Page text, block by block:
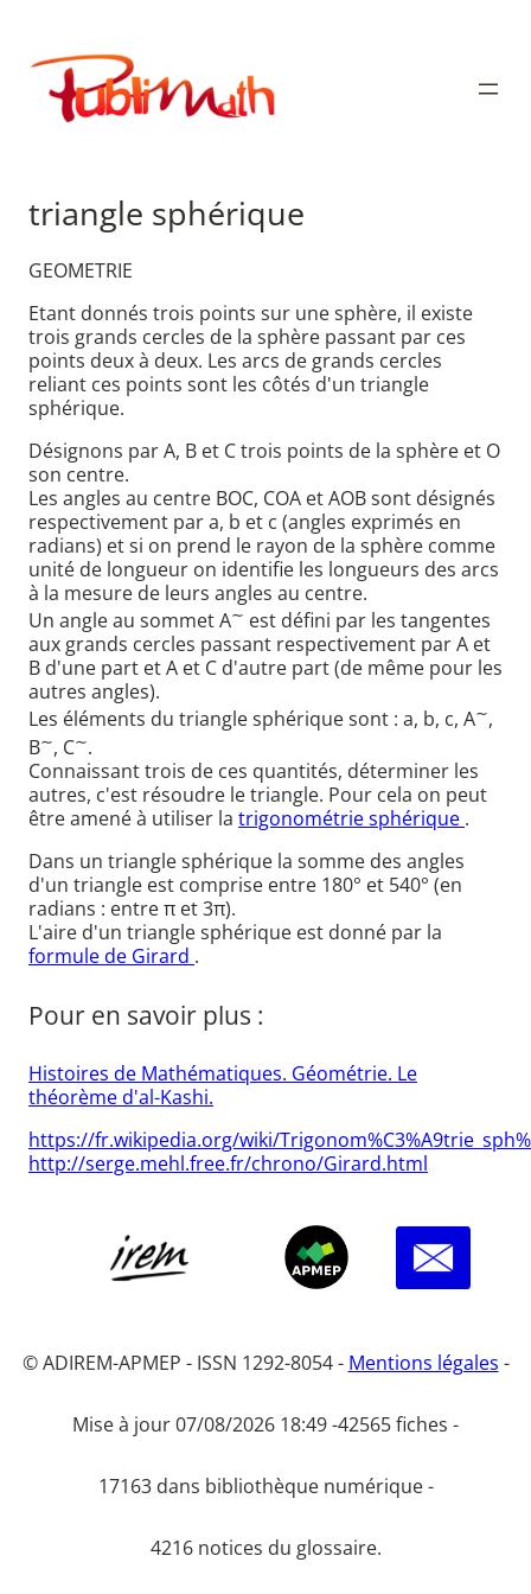
contenu
Publimath
triangle sphérique
GEOMETRIE
Etant donnés trois points sur une sphère, il existe
trois grands cercles de la sphère passant par ces
points deux à deux. Les arcs de grands cercles
reliant ces points sont les côtés d'un triangle
sphérique.
Désignons par A, B et C trois points de la sphère et O
son centre.
Les angles au centre BOC, COA et AOB sont désignés
respectivement par a, b et c (angles exprimés en
radians) et si on prend le rayon de la sphère comme
unité de longueur on identifie les longueurs des arcs
à la mesure de leurs angles au centre.
Un angle au sommet A∼ est défini par les tangentes
aux grands cercles passant respectivement par A et
B d'une part et A et C d'autre part (de même pour les
autres angles).
Les éléments du triangle sphérique sont : a, b, c, A∼,
B∼, C∼.
Connaissant trois de ces quantités, déterminer les
autres, c'est résoudre le triangle. Pour cela on peut
être amené à utiliser la trigonométrie sphérique .
Dans un triangle sphérique la somme des angles
d'un triangle est comprise entre 180° et 540° (en
radians : entre π et 3π).
L'aire d'un triangle sphérique est donné par la
formule de Girard .
Pour en savoir plus :
Histoires de Mathématiques. Géométrie. Le
théorème d'al-Kashi.
https://fr.wikipedia.org/wiki/
http://serge.mehl.free.fr/chrono/Girard.html
© ADIREM-APMEP - ISSN 1292-8054 - Mentions légales -
Mise à jour 07/08/2026 18:49 -42565 fiches -
17163 dans bibliothèque numérique -
4216 notices du glossaire.